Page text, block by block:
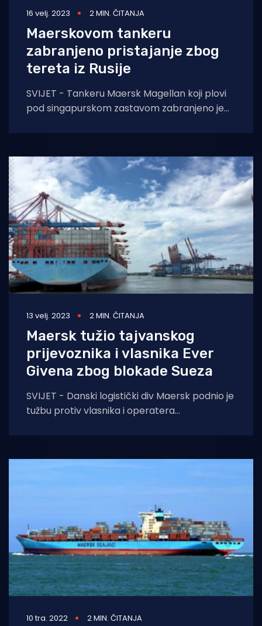
16 velj. 2023 2 MIN. ČITANJA
Maerskovom tankeru
zabranjeno pristajanje zbog
tereta iz Rusije
SVIJET - Tankeru Maersk Magellan koji plovi
pod singapurskom zastavom zabranjeno je
sumnje da je preuzeo
13 velj. 2023 2 MIN. ČITANJA
Maersk tužio tajvanskog
prijevoznika i vlasnika Ever
Givena zbog blokade Sueza
SVIJET - Danski logistički div Maersk podnio je
tužbu protiv vlasnika i operatera
ožujku
10 tra. 2022 2 MIN. ČITANJA